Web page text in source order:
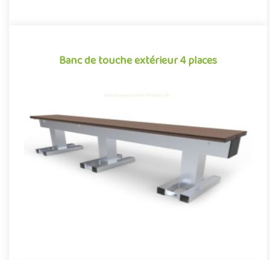
Banc de touche extérieur 4 places
Banc de touche 4 places pour aménagements sportifs
extérieurs, conjuguant confort et robustesse autour d’un design
aux finiti..
Offre partenaire